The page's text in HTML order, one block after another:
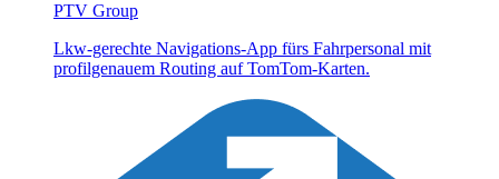
PTV Group
Lkw-gerechte Navigations-App fürs Fahrpersonal mit
profilgenauem Routing auf TomTom-Karten.